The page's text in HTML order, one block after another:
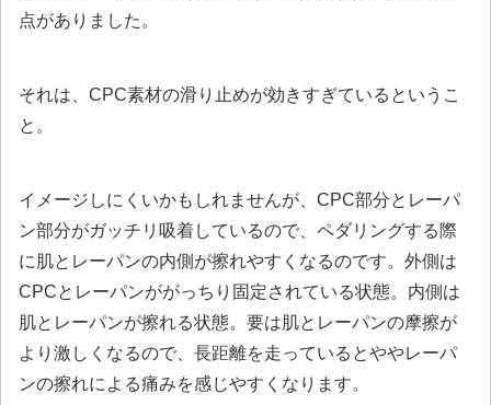
点がありました。
それは、CPC素材の滑り止めが効きすぎているというこ
と。
イメージしにくいかもしれませんが、CPC部分とレーパ
ン部分がガッチリ吸着しているので、ペダリングする際
に肌とレーパンの内側が擦れやすくなるのです。外側は
CPCとレーパンががっちり固定されている状態。内側は
肌とレーパンが擦れる状態。要は肌とレーパンの摩擦が
より激しくなるので、長距離を走っているとややレーパ
ンの擦れによる痛みを感じやすくなります。